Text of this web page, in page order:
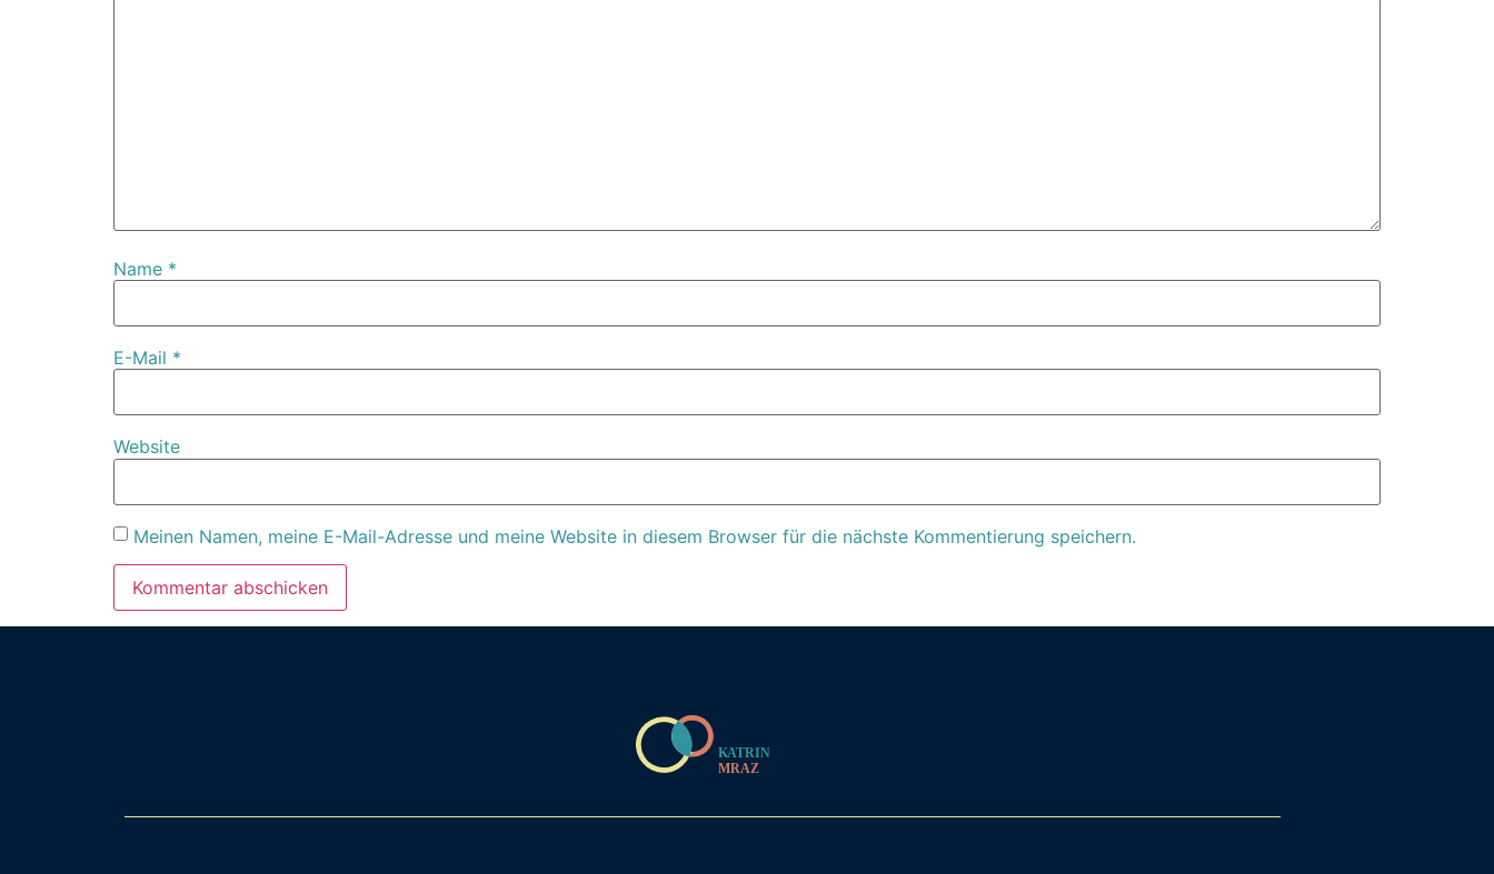
Name *
E-Mail *
Website
Meinen Namen, meine E-Mail-Adresse und meine Website in diesem Browser für die nächste Kommentierung speichern.